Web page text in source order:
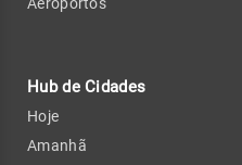
Aeroportos
Hub de Cidades
Hoje
Amanhã